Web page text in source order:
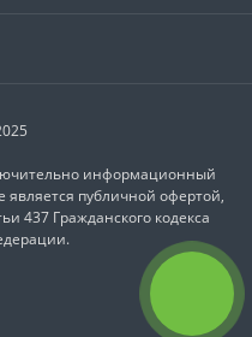
информационный
является публичной офертой,
437 Гражданского кодекса